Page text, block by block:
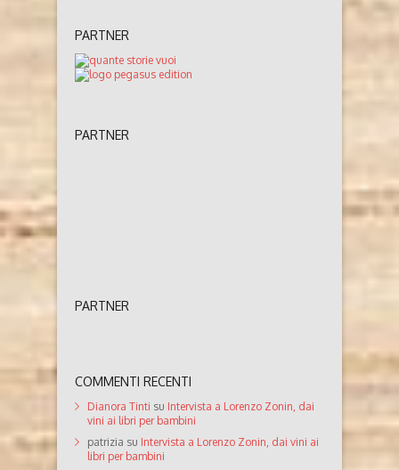
PARTNER
PARTNER
PARTNER
COMMENTI RECENTI
Dianora Tinti su Intervista a Lorenzo Zonin, dai
vini ai libri per bambini
patrizia su Intervista a Lorenzo Zonin, dai vini ai
libri per bambini